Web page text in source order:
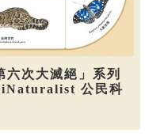
六次大滅絕」系列
iNaturalist 公民科